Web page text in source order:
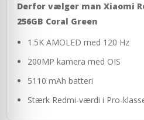
Derfor vælger man Xiaomi
256GB Coral Green
1.5K AMOLED med 120 Hz
200MP kamera med OIS
5110 mAh batteri
Stærk Redmi-værdi i Pro-